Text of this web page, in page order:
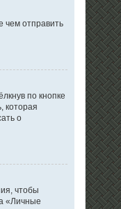
чем отправить
по кнопке
которая
о
чтобы
«Личные